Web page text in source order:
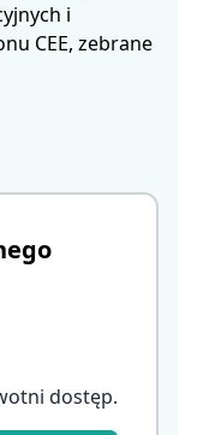
dostęp.
i
CEE, zebrane